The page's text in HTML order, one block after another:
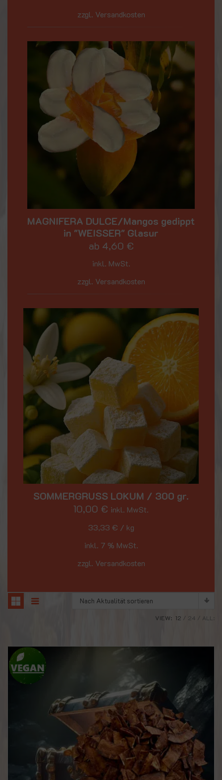
Nach Aktualität sortieren
VIEW: 12 24 ALL:
zzgl. Versandkosten
MAGNIFERA DULCE/Mangos gedippt
in "WEISSER" Glasur
ab 4,60 €
inkl. MwSt.
zzgl. Versandkosten
SOMMERGRUSS LOKUM / 300 gr.
10,00 € inkl. MwSt.
33,33 € / kg
inkl. 7 % MwSt.
zzgl. Versandkosten